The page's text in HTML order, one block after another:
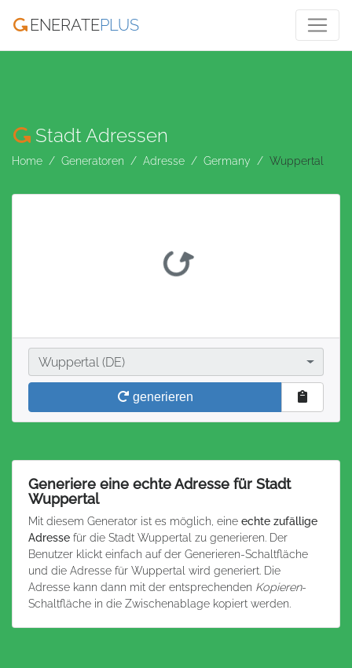
ENERATEPLUS
Stadt Adressen
Home Generatoren Adresse Germany Wuppertal
Stadt
Wuppertal (DE)
generieren
Generiere eine echte Adresse für Stadt
Wuppertal
Mit diesem Generator ist es möglich, eine echte zufällige
Adresse für die Stadt Wuppertal zu generieren. Der
Benutzer klickt einfach auf der Generieren-Schaltfläche
und die Adresse für Wuppertal wird generiert. Die
Adresse kann dann mit der entsprechenden Kopieren-
Schaltfläche in die Zwischenablage kopiert werden.